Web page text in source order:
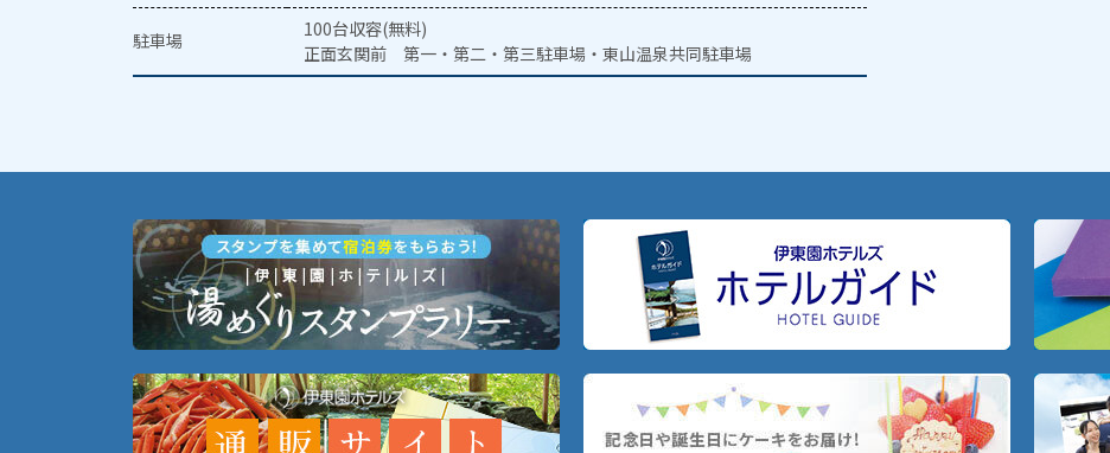
駐車場
100台収容(無料)
正面玄関前 第一・第二・第三駐車場・東山温泉共同駐車場